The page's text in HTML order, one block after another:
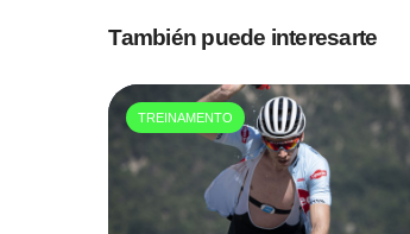
También puede interesarte
TREINAMENTO